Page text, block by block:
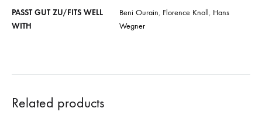
PASST GUT ZU/FITS WELL
WITH
Beni Ourain, Florence Knoll, Hans
Wegner
Related products